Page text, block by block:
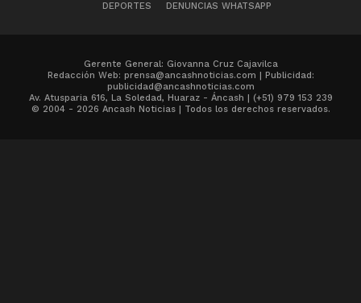
DEPORTES
DENUNCIAS WHATSAPP
Gerente General: Giovanna Cruz Cajavilca
Redacción Web: prensa@ancashnoticias.com | Publicidad:
publicidad@ancashnoticias.com
Av. Atusparia 616, La Soledad, Huaraz - Áncash | (+51) 979 153 239
© 2004 - 2026 Ancash Noticias | Todos los derechos reservados.